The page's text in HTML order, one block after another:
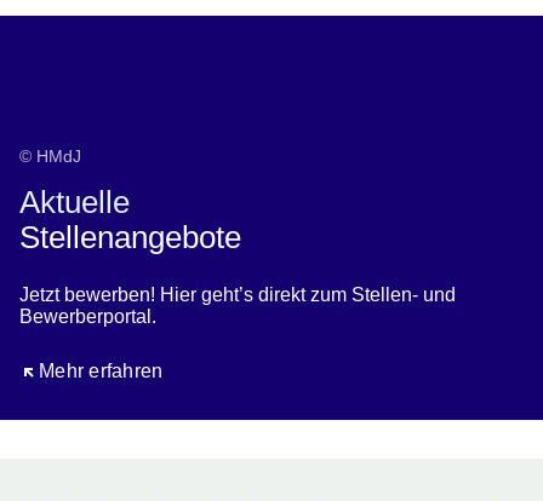
© HMdJ
Aktuelle
Stellenangebote
Jetzt bewerben! Hier geht’s direkt zum Stellen- und
Bewerberportal.
Mehr erfahren
Öffnet sich in einem neuen Fenster